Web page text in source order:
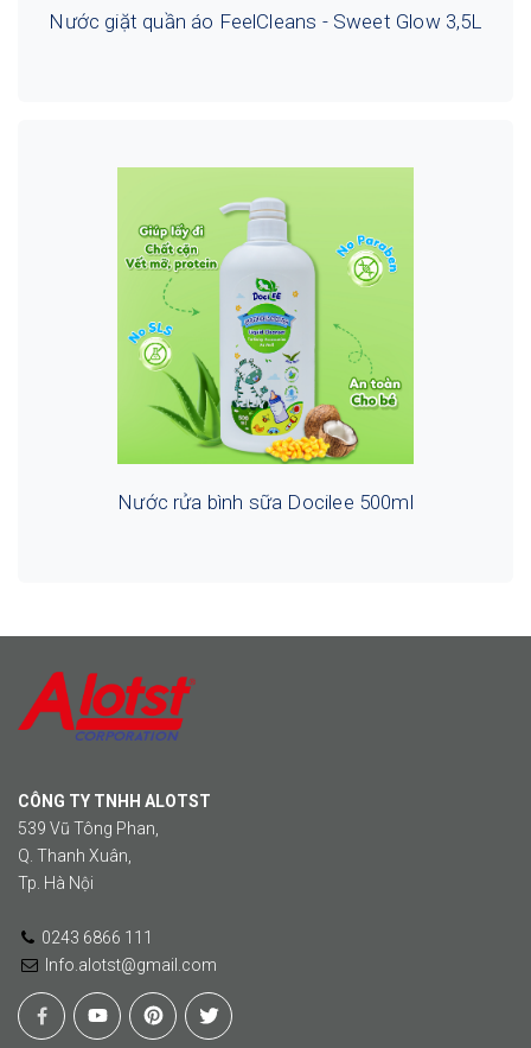
Nước giặt quần áo FeelCleans - Sweet Glow 3,5L
Nước rửa bình sữa Docilee 500ml
CÔNG TY TNHH ALOTST
539 Vũ Tông Phan,
Q. Thanh Xuân,
Tp. Hà Nội
0243 6866 111
Info.alotst@gmail.com